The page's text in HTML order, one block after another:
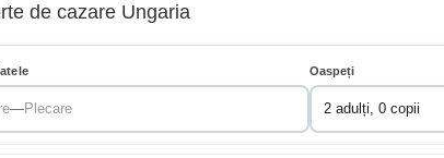
de cazare Ungaria
—Plecare
Oaspeți
2 adulți, 0 copii